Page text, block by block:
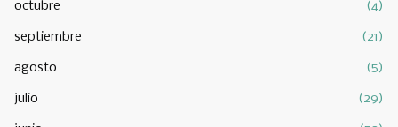
octubre (4)
septiembre (21)
agosto (5)
julio (29)